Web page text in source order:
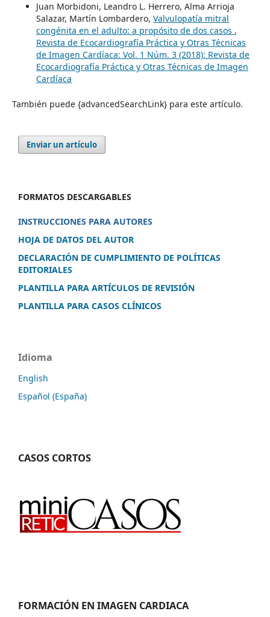
Juan Morbidoni, Leandro L. Herrero, Alma Arrioja
Salazar, Martín Lombardero, Valvulopatía mitral
congénita en el adulto: a propósito de dos casos ,
Revista de Ecocardiografía Práctica y Otras Técnicas
de Imagen Cardíaca: Vol. 1 Núm. 3 (2018): Revista de
Ecocardiografía Práctica y Otras Técnicas de Imagen
Cardíaca
También puede {advancedSearchLink} para este artículo.
Enviar un artículo
FORMATOS DESCARGABLES
INSTRUCCIONES PARA AUTORES
HOJA DE DATOS DEL AUTOR
DECLARACIÓN DE CUMPLIMIENTO DE POLÍTICAS
EDITORIALES
PLANTILLA PARA ARTÍCULOS DE REVISIÓN
PLANTILLA PARA CASOS CLÍNICOS
Idioma
English
Español (España)
CASOS CORTOS
FORMACIÓN EN IMAGEN CARDIACA